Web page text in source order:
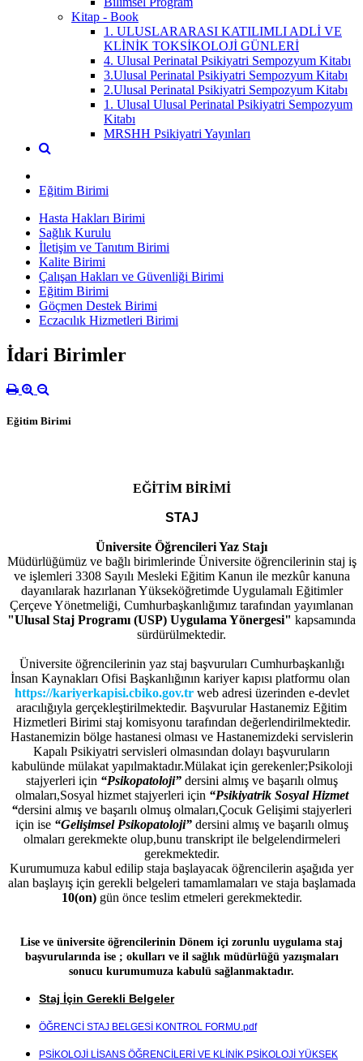
Kitap - Book
1. ULUSLARARASI KATILIMLI ADLİ VE
KLİNİK TOKSİKOLOJİ GÜNLERİ
4. Ulusal Perinatal Psikiyatri Sempozyum Kitabı
3.Ulusal Perinatal Psikiyatri Sempozyum Kitabı
2.Ulusal Perinatal Psikiyatri Sempozyum Kitabı
1. Ulusal Ulusal Perinatal Psikiyatri Sempozyum
Kitabı
MRSHH Psikiyatri Yayınları
Eğitim Birimi
Hasta Hakları Birimi
Sağlık Kurulu
İletişim ve Tanıtım Birimi
Kalite Birimi
Çalışan Hakları ve Güvenliği Birimi
Eğitim Birimi
Göçmen Destek Birimi
Eczacılık Hizmetleri Birimi
İdari Birimler
Eğitim Birimi
EĞİTİM BİRİMİ
STAJ
Üniversite Öğrencileri Yaz Stajı
Müdürlüğümüz ve bağlı birimlerinde Üniversite öğrencilerinin staj iş
ve işlemleri 3308 Sayılı Mesleki Eğitim Kanun ile mezkûr kanuna
dayanılarak hazırlanan Yükseköğretimde Uygulamalı Eğitimler
Çerçeve Yönetmeliği, Cumhurbaşkanlığımız tarafından yayımlanan
"Ulusal Staj Programı (USP) Uygulama Yönergesi" kapsamında
sürdürülmektedir.
Üniversite öğrencilerinin yaz staj başvuruları Cumhurbaşkanlığı
İnsan Kaynakları Ofisi Başkanlığının kariyer kapısı platformu olan
https://kariyerkapisi.cbiko.gov.trweb adresi üzerinden e-devlet
aracılığıyla gerçekleştirilmektedir. Başvurular Hastanemiz Eğitim
Hizmetleri Birimi staj komisyonu tarafından değerlendirilmektedir.
Hastanemizin bölge hastanesi olması ve Hastanemizdeki servislerin
Kapalı Psikiyatri servisleri olmasından dolayı başvuruların
kabulünde mülakat yapılmaktadır.Mülakat için gerekenler;Psikoloji
stajyerleri için “Psikopatoloji”dersini almış ve başarılı olmuş
olmaları,Sosyal hizmet stajyerleri için “Psikiyatrik Sosyal Hizmet
“dersini almış ve başarılı olmuş olmaları,Çocuk Gelişimi stajyerleri
için ise“Gelişimsel Psikopatoloji”dersini almış ve başarılı olmuş
olmaları gerekmekte olup,bunu transkript ile belgelendirmeleri
gerekmektedir.
Kurumumuza kabul edilip staja başlayacak öğrencilerin aşağıda yer
alan başlayış için gerekli belgeleri tamamlamaları ve staja başlamada
10(on)gün önce teslim etmeleri gerekmektedir.
Lise ve üniversite öğrencilerinin Dönem içi zorunlu uygulama staj
başvurularında ise ; okulları ve il sağlık müdürlüğü yazışmaları
sonucu kurumumuza kabulü sağlanmaktadır.
Staj İçin Gerekli Belgeler
ÖĞRENCİ STAJ BELGESİ KONTROL FORMU.pdf
PSİKOLOJİ LİSANS ÖĞRENCİLERİ VE KLİNİK PSİKOLOJİ YÜKSEK